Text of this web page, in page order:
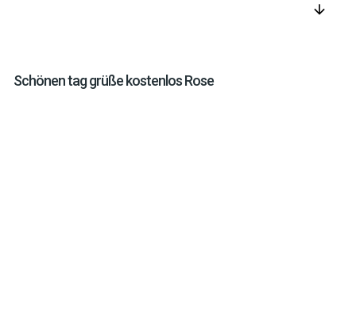
arrow_downward
Schönen tag grüße kostenlos Rose